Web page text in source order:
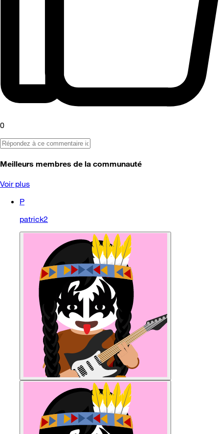
0
Meilleurs membres de la communauté
Voir plus
P
patrick2